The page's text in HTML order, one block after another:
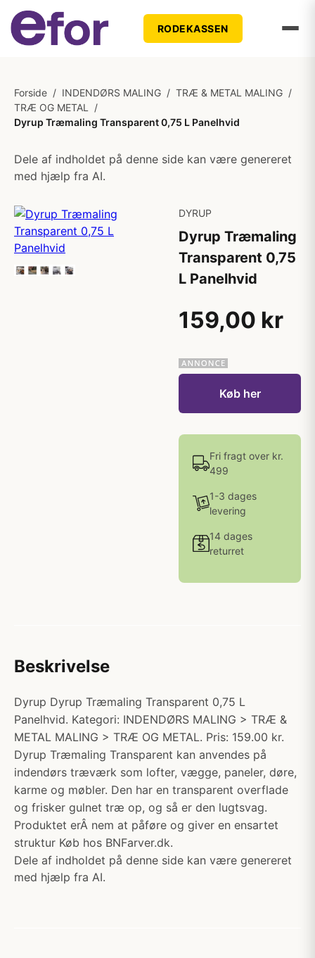
RODEKASSEN
Forside / INDENDØRS MALING / TRÆ & METAL MALING /
TRÆ OG METAL
/
Dyrup Træmaling Transparent 0,75 L Panelhvid
Dele af indholdet på denne side kan være genereret
med hjælp fra AI.
DYRUP
Dyrup Træmaling
Transparent 0,75
L Panelhvid
159,00 kr
Køb her
Fri fragt over kr.
499
1-3 dages
levering
14 dages
returret
Beskrivelse
Dyrup Dyrup Træmaling Transparent 0,75 L
Panelhvid. Kategori: INDENDØRS MALING > TRÆ &
METAL MALING > TRÆ OG METAL. Pris: 159.00 kr.
Dyrup Træmaling Transparent kan anvendes på
indendørs træværk som lofter, vægge, paneler, døre,
karme og møbler. Den har en transparent overflade
og frisker gulnet træ op, og så er den lugtsvag.
Produktet erÂ nem at påføre og giver en ensartet
struktur Køb hos BNFarver.dk.
Dele af indholdet på denne side kan være genereret
med hjælp fra AI.